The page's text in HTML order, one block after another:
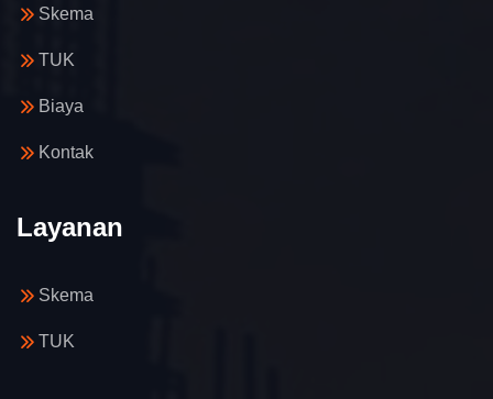
Skema
TUK
Biaya
Kontak
Layanan
Skema
TUK